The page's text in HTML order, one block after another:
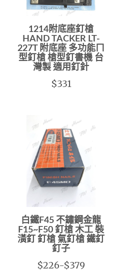
1214附底座釘槍
HAND TACKER LT-
227T 附底座 多功能ㄇ
型釘槍 槍型釘書機 台
灣製 適用釘針
$331
白鐵F45 不鏽鋼金龍
F15~F50 釘槍 木工 裝
潢釘 釘槍 氣釘槍 鐵釘
釘子
$226-$379